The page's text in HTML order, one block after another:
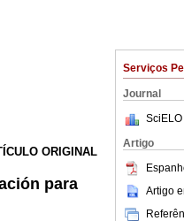
Serviços
Journal
Artigo
Artigo
ORIGINAL
para